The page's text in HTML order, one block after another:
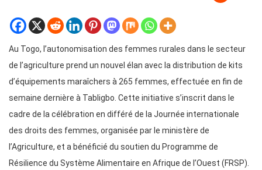
Au Togo, l’autonomisation des femmes rurales dans le secteur
de l’agriculture prend un nouvel élan avec la distribution de kits
d’équipements maraîchers à 265 femmes, effectuée en fin de
semaine dernière à Tabligbo. Cette initiative s’inscrit dans le
cadre de la célébration en différé de la Journée internationale
des droits des femmes, organisée par le ministère de
l’Agriculture, et a bénéficié du soutien du Programme de
Résilience du Système Alimentaire en Afrique de l’Ouest (FRSP).